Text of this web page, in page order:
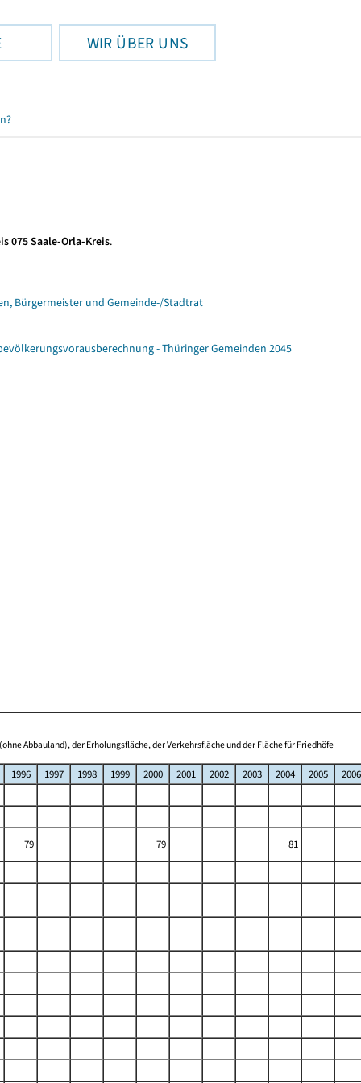
WIR ÜBER UNS
075 Saale-Orla-Kreis.
Bürgermeister und Gemeinde-/Stadtrat
- Thüringer Gemeinden 2045
Abbauland), der Erholungsfläche, der Verkehrsfläche und der Fläche für Friedhöfe
1996 1997 1998 1999 2000 2001 2002 2003 2004 2005
2006
79 79
81